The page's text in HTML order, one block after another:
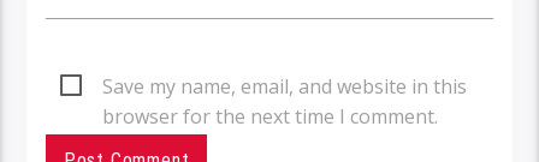
Save my name, email, and website in this
browser for the next time I comment.